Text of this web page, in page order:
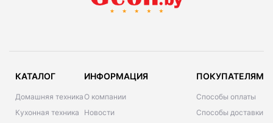
КАТАЛОГ
Домашняя техника
Кухонная техника
ИНФОРМАЦИЯ
О компании
Новости
ПОКУПАТЕЛЯМ
Способы оплаты
Способы доставки